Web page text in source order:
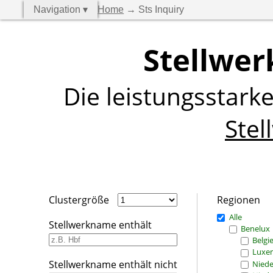
Navigation ▾ Home → Sts Inquiry
Die
Clustergröße
Stellwerkname enthält
Stellwerkname enthält nicht
Regionen
Alle
Benelux